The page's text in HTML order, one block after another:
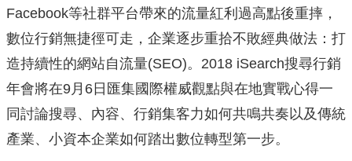
Facebook等社群平台帶來的流量紅利過高點後重摔，
數位行銷無捷徑可走，企業逐步重拾不敗經典做法：打
造持續性的網站自流量(SEO)。2018 iSearch搜尋行銷
年會將在9月6日匯集國際權威觀點與在地實戰心得一
同討論搜尋、內容、行銷集客力如何共鳴共奏以及傳統
產業、小資本企業如何踏出數位轉型第一步。